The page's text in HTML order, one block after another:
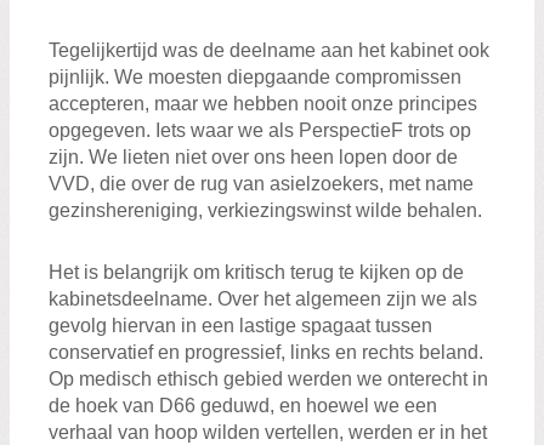
Tegelijkertijd was de deelname aan het kabinet ook
pijnlijk. We moesten diepgaande compromissen
accepteren, maar we hebben nooit onze principes
opgegeven. Iets waar we als PerspectieF trots op
zijn. We lieten niet over ons heen lopen door de
VVD, die over de rug van asielzoekers, met name
gezinshereniging, verkiezingswinst wilde behalen.
Het is belangrijk om kritisch terug te kijken op de
kabinetsdeelname. Over het algemeen zijn we als
gevolg hiervan in een lastige spagaat tussen
conservatief en progressief, links en rechts beland.
Op medisch ethisch gebied werden we onterecht in
de hoek van D66 geduwd, en hoewel we een
verhaal van hoop wilden vertellen, werden er in het